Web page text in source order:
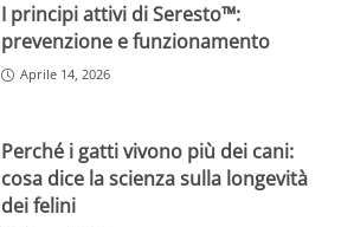
I principi attivi di Seresto™:
prevenzione e funzionamento
Aprile 14, 2026
Perché i gatti vivono più dei cani:
cosa dice la scienza sulla longevità
dei felini